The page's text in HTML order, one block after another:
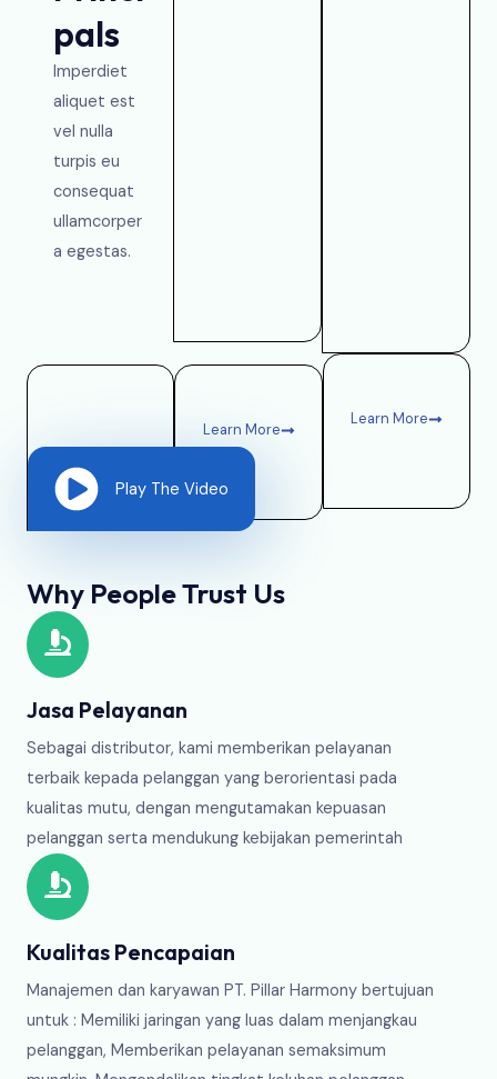
pals
Imperdiet
aliquet est
vel nulla
turpis eu
consequat
ullamcorper
a egestas.
Learn More
Learn More
Learn More
Play The Video
Why People Trust Us
Jasa Pelayanan
Sebagai distributor, kami memberikan pelayanan
terbaik kepada pelanggan yang berorientasi pada
kualitas mutu, dengan mengutamakan kepuasan
pelanggan serta mendukung kebijakan pemerintah
Kualitas Pencapaian
Manajemen dan karyawan PT. Pillar Harmony bertujuan
untuk : Memiliki jaringan yang luas dalam menjangkau
pelanggan, Memberikan pelayanan semaksimum